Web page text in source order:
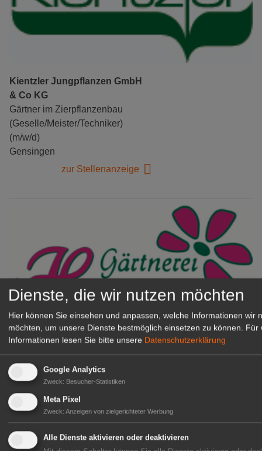
Kientzler Jungpflanzen GmbH
& Co KG
Gärtner im Zierpflanzenbau
(Geselle/Meister/Techniker)
(m/w/d)
Gensingen
zur Stellenanzeige
Gärtnerei Hanns
Mitarbeiter (m/w/d) für unsere
Herongen
GABOT Immobilienangebote
Dienste, die wir nutzen möchten
Hier können Sie einsehen und anpassen, welche Informationen wir
möchten, um unsere Dienste bestmöglich einsetzen zu können.
Für
Informationen lesen Sie bitte unsere Datenschutzerklärung
Google Analytics
Zweck: Besucher-Statistiken
Meta Pixel
Zweck: Anzeigen von zielgerichteter Werbung
Alle Dienste aktivieren oder deaktivieren